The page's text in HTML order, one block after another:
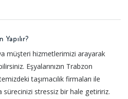
müşteri hizmetlerimizi arayarak
Eşyalarınızın Trabzon
taşımacılık firmaları ile
sürecinizi stressiz bir hale getiririz.